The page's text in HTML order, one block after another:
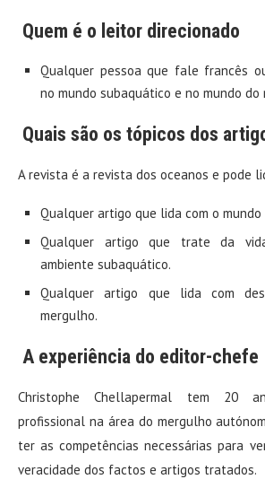
Quem é o leitor direcionado
Qualquer pessoa que fale francês
no mundo subaquático e no mundo do
Quais são os tópicos dos
A revista é a revista dos oceanos e pode
Qualquer artigo que lida com o mundo
Qualquer artigo que trate da
ambiente subaquático.
Qualquer artigo que lida com
mergulho.
A experiência do editor-chefe
Christophe Chellapermal tem 20
profissional na área do mergulho
ter as competências necessárias para
veracidade dos factos e artigos tratados.